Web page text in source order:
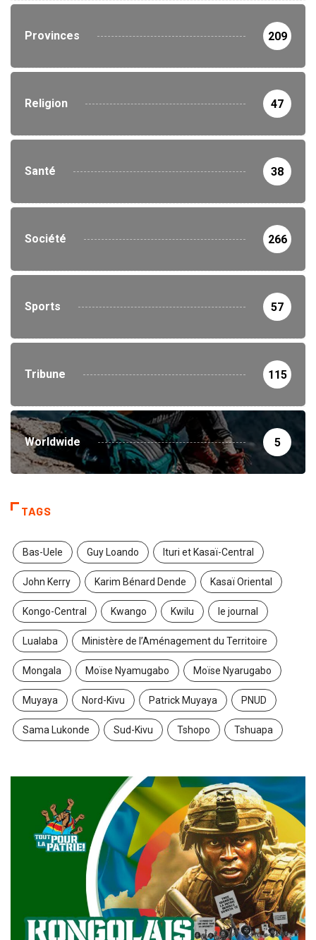
Provinces 209
Religion 47
Santé 38
Société 266
Sports 57
Tribune 115
Worldwide 5
TAGS
Bas-Uele Guy Loando Ituri et Kasaï-Central
John Kerry Karim Bénard Dende Kasaï Oriental
Kongo-Central Kwango Kwilu le journal
Lualaba Ministère de l’Aménagement du Territoire
Mongala Moïse Nyamugabo Moïse Nyarugabo
Muyaya Nord-Kivu Patrick Muyaya PNUD
Sama Lukonde Sud-Kivu Tshopo Tshuapa